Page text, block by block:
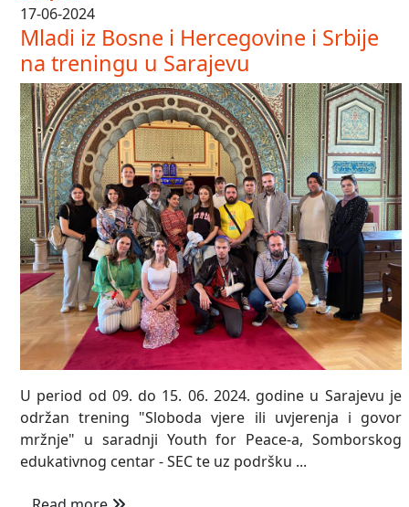
17-06-2024
Mladi iz Bosne i Hercegovine i Srbije
na treningu u Sarajevu
U period od 09. do 15. 06. 2024. godine u Sarajevu je
održan trening "Sloboda vjere ili uvjerenja i govor
mržnje" u saradnji Youth for Peace-a, Somborskog
edukativnog centar - SEC te uz podršku ...